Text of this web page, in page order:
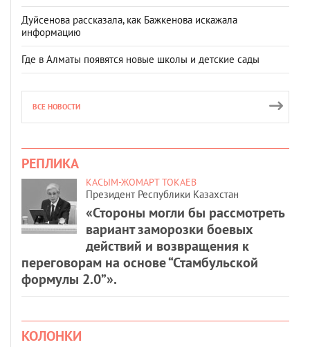
Дуйсенова рассказала, как Бажкенова искажала
информацию
Где в Алматы появятся новые школы и детские сады
ВСЕ НОВОСТИ
РЕПЛИКА
КАСЫМ-ЖОМАРТ ТОКАЕВ
Президент Республики Казахстан
«Стороны могли бы рассмотреть
вариант заморозки боевых
действий и возвращения к
переговорам на основе “Стамбульской
формулы 2.0”».
КОЛОНКИ